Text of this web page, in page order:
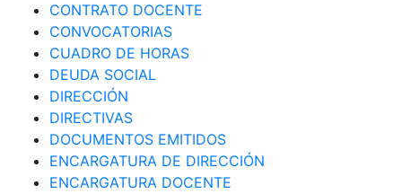
CONTRATO DOCENTE
CONVOCATORIAS
CUADRO DE HORAS
DEUDA SOCIAL
DIRECCIÓN
DIRECTIVAS
DOCUMENTOS EMITIDOS
ENCARGATURA DE DIRECCIÓN
ENCARGATURA DOCENTE